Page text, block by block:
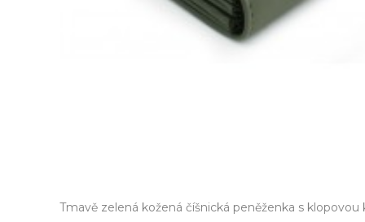
Tmavě zelená kožená číšnická peněženka s klopovou